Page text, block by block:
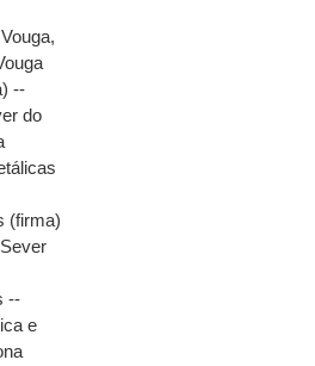
--
do
(firma)
--
e